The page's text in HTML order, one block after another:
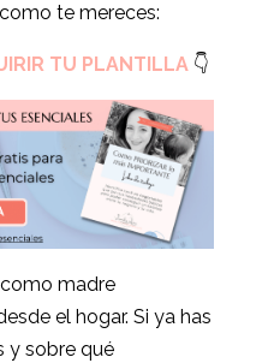
te mereces:
TU PLANTILLA 👇
madre
el hogar. Si ya has
y sobre qué